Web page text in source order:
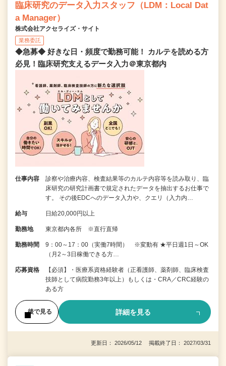
臨床研究のデータ入力スタッフ（LDM：Local Dat
a Manager）
株式会社アクセライズ・サイト
業務委託
◆急募◆ 好きな日・頻度で勤務可能！ カルテを読める方
必見！臨床研究支えるデータ入力＠東京都内
仕事内容
診察や治療内容、検査結果等のカルテ内容等を読み取り、臨
床研究の研究計画書で規定されたデータを抽出するお仕事で
す。 その後EDCへのデータ入力や、クエリ（入力内…
給与 日給20,000円以上
勤務地 東京都内各所 ※直行直帰
勤務時間
9：00～17：00（実働7時間） ※変動有 ★平日週1日～OK
（月2～3日稼働できる方…
応募資格
【必須】・医療系資格経験者（正看護師、薬剤師、臨床検査
技師として病院勤務3年以上）もしくは・CRA／CRC経験の
ある方
後で見る 詳細を見る
更新日： 2026/05/12 掲載終了日： 2027/03/31